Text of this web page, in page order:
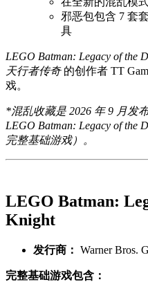
邪恶包包含 7 套
具
LEGO Batman: Legacy of the
天行者传奇的创作者 TT
戏。
*混乱收藏是 2026 年 9 月发
LEGO Batman: Legacy of the
完整基础游戏）。
LEGO Batman:
Knight
发行商： Warner Bros.
完整基础游戏包含：